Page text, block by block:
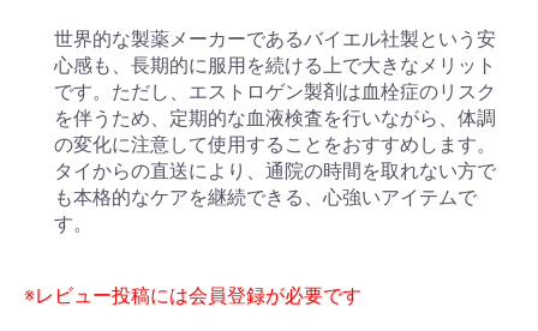
世界的な製薬メーカーであるバイエル社製という安
心感も、長期的に服用を続ける上で大きなメリット
です。ただし、エストロゲン製剤は血栓症のリスク
を伴うため、定期的な血液検査を行いながら、体調
の変化に注意して使用することをおすすめします。
タイからの直送により、通院の時間を取れない方で
も本格的なケアを継続できる、心強いアイテムで
す。
※レビュー投稿には会員登録が必要です